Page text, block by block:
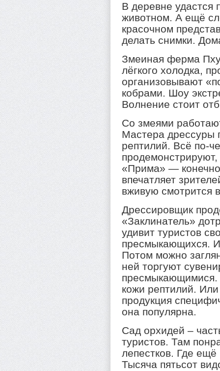
В деревне удастся
животном. А ещё
красочном
делать снимки.
Змеиная ферма
лёгкого холодка,
организовывают
кобрами. Шоу
Волнение стоит
Со змеями
Мастера дрессуры
рептилий. Всё по-
продемонстрируют,
«Прима» —
впечатляет
вживую смотрится
Дрессировщик
«Заклинатель»
удивит туристов
пресмыкающихся.
Потом можно
ней торгуют
пресмыкающимися.
кожи рептилий.
продукция
она популярна.
Сад орхидей –
туристов. Там
лепестков. Где
Тысяча пятьсот